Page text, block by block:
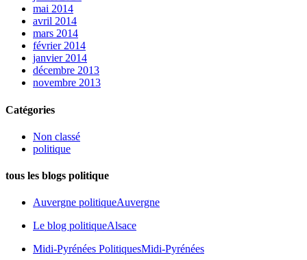
mai 2014
avril 2014
mars 2014
février 2014
janvier 2014
décembre 2013
novembre 2013
Catégories
Non classé
politique
tous les blogs politique
Auvergne politiqueAuvergne
Le blog politiqueAlsace
Midi-Pyrénées PolitiquesMidi-Pyrénées